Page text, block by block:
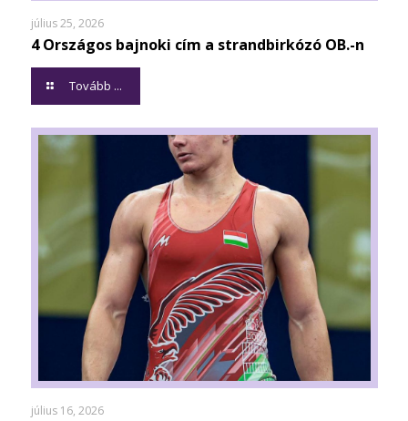
július 25, 2026
4 Országos bajnoki cím a strandbirkózó OB.-n
Tovább ...
július 16, 2026